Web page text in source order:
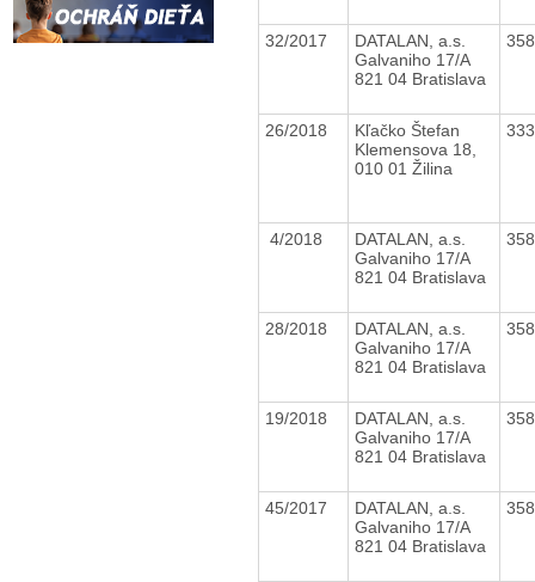
32/2017
DATALAN, a.s.
Galvaniho 17/A
821 04 Bratislava
26/2018
Kľačko Štefan
Klemensova 18,
010 01 Žilina
4/2018
DATALAN, a.s.
Galvaniho 17/A
821 04 Bratislava
28/2018
DATALAN, a.s.
Galvaniho 17/A
821 04 Bratislava
19/2018
DATALAN, a.s.
Galvaniho 17/A
821 04 Bratislava
45/2017
DATALAN, a.s.
Galvaniho 17/A
821 04 Bratislava